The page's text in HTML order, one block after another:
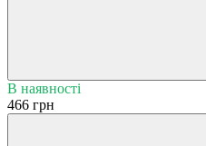
В наявності
466 грн